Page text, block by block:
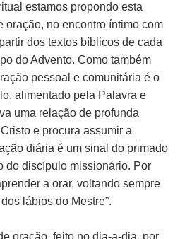
estamos propondo esta
oração, no encontro íntimo com
dos textos bíblicos de cada
do Advento. Como também
pessoal e comunitária é o
alimentado pela Palavra e
uma relação de profunda
e procura assumir a
diária é um sinal do primado
do discípulo missionário. Por
a orar, voltando sempre
lábios do Mestre”.